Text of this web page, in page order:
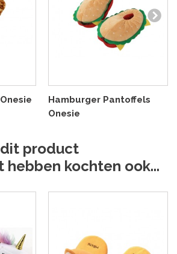
Hamburger Pantoffels
Onesie
product
hebben kochten ook...